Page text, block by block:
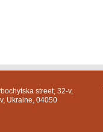
street, 32-v,
Ukraine, 04050